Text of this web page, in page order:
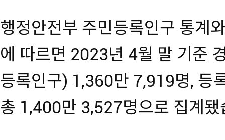
행정안전부 주민등록인구 통계
에 따르면 2023년 4월 말 기준
등록인구) 1,360만 7,919명, 등
총 1,400만 3,527명으로 집계됐